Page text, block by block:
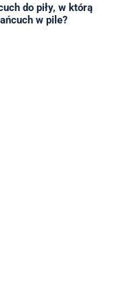
do piły, w którą
w pile?